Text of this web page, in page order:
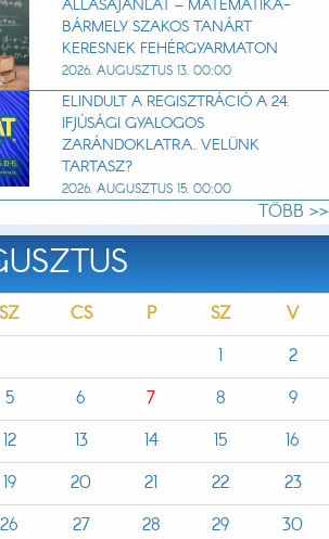
ÁLLÁSAJÁNLAT – MATEMATIKA-
BÁRMELY SZAKOS TANÁRT
KERESNEK FEHÉRGYARMATON
2026. AUGUSZTUS 13. 00:00
ELINDULT A REGISZTRÁCIÓ A 24.
IFJÚSÁGI GYALOGOS
ZARÁNDOKLATRA. VELÜNK
TARTASZ?
2026. AUGUSZTUS 15. 00:00
TÖBB >>
SZ CS P SZ
V
1
2
5 6 7 8
9
12 13 14 15
16
19 20 21 22
23
26 27 28 29
30